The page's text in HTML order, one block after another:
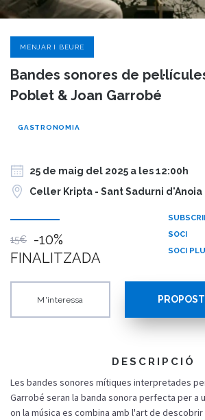
MENJAR I BEURE
Bandes sonores de
Poblet & Joan Garrobé
GASTRONOMIA
25 de maig del 2025 a les 12:00h
Celler Kripta - Sant Sadurni d'Anoia
15€
-10%
FINALITZADA
SOCI
SOCI
M'interessa
DESCRIPCIÓ
Les bandes sonores mítiques interpretades
Garrobé seran la banda sonora perfecta per a
on la música es combina amb l'art de